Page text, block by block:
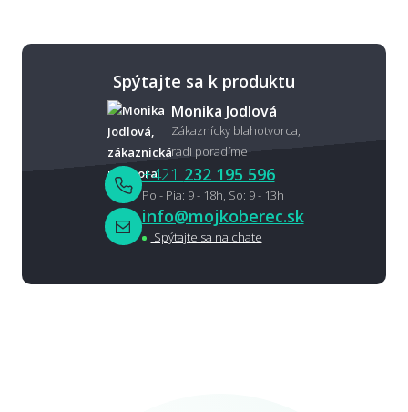
Spýtajte sa k produktu
Monika Jodlová
Zákaznícky blahotvorca,
radi poradíme
+421 232 195 596
Po - Pia: 9 - 18h, So: 9 - 13h
info@mojkoberec.sk
Spýtajte sa na chate